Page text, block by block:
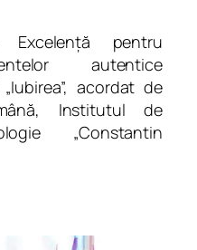
pentru
autentice
acordat de
Institutul de
„Constantin